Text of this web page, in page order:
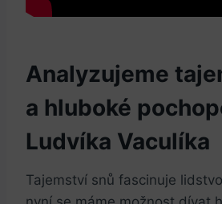
Analyzujeme
a ​hluboké
Ludvíka Vaculíka
Tajemství snů fascinuje